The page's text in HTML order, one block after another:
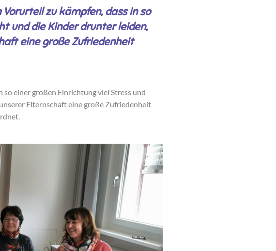
zu kämpfen, dass in so
und die Kinder drunter leiden,
eine große Zufriedenheit
einer großen Einrichtung viel Stress und
Elternschaft eine große Zufriedenheit